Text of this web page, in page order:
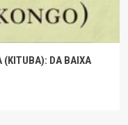
(KITUBA): DA BAIXA